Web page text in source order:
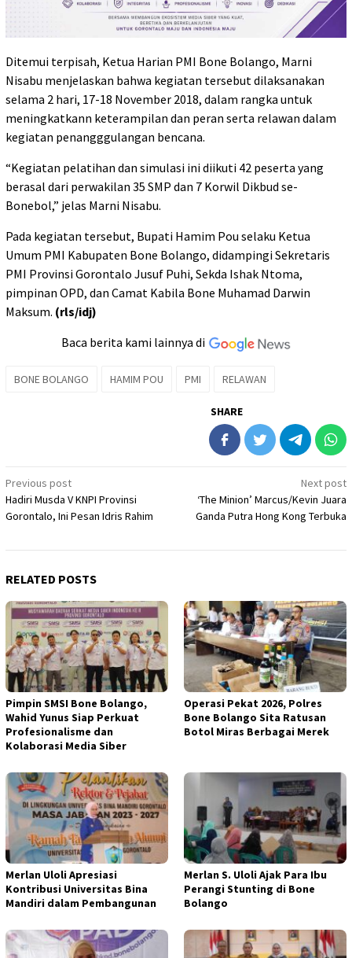
Ditemui terpisah, Ketua Harian PMI Bone Bolango, Marni
Nisabu menjelaskan bahwa kegiatan tersebut dilaksanakan
selama 2 hari, 17-18 November 2018, dalam rangka untuk
meningkatkann keterampilan dan peran serta relawan dalam
kegiatan penangggulangan bencana.
“Kegiatan pelatihan dan simulasi ini diikuti 42 peserta yang
berasal dari perwakilan 35 SMP dan 7 Korwil Dikbud se-
Bonebol,” jelas Marni Nisabu.
Pada kegiatan tersebut, Bupati Hamim Pou selaku Ketua
Umum PMI Kabupaten Bone Bolango, didampingi Sekretaris
PMI Provinsi Gorontalo Jusuf Puhi, Sekda Ishak Ntoma,
pimpinan OPD, dan Camat Kabila Bone Muhamad Darwin
Maksum. (rls/idj)
Baca berita kami lainnya di
BONE BOLANGO HAMIM POU PMI RELAWAN
SHARE
Post
navigation
Previous post
Hadiri Musda V KNPI Provinsi
Gorontalo, Ini Pesan Idris Rahim
Next post
‘The Minion’ Marcus/Kevin Juara
Ganda Putra Hong Kong Terbuka
RELATED POSTS
Pimpin SMSI Bone Bolango,
Wahid Yunus Siap Perkuat
Profesionalisme dan
Kolaborasi Media Siber
Operasi Pekat 2026, Polres
Bone Bolango Sita Ratusan
Botol Miras Berbagai Merek
Merlan Uloli Apresiasi
Kontribusi Universitas Bina
Mandiri dalam Pembangunan
Merlan S. Uloli Ajak Para Ibu
Perangi Stunting di Bone
Bolango